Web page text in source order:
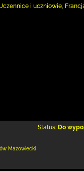
i uczniowie,
Status: Do
Mazowiecki